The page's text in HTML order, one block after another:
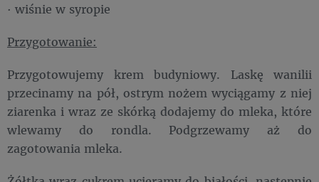
· wiśnie w syropie
Przygotowanie:
Przygotowujemy krem budyniowy. Laskę wanilii
przecinamy na pół, ostrym nożem wyciągamy z niej
ziarenka i wraz ze skórką dodajemy do mleka, które
wlewamy do rondla. Podgrzewamy aż do
zagotowania mleka.